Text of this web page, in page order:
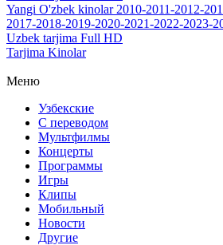
Yangi O'zbek kinolar 2010-2011-2012-
2017-2018-2019-2020-2021-2022-2023-
Uzbek tarjima Full HD
Tarjima Kinolar
Меню
Узбекские
С переводом
Мультфилмы
Концерты
Программы
Игры
Клипы
Мобильный
Новости
Другие